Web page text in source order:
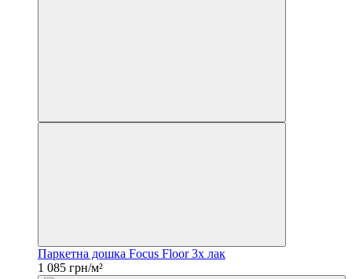
Паркетна дошка Focus Floor 3x лак
1 085 грн/м²